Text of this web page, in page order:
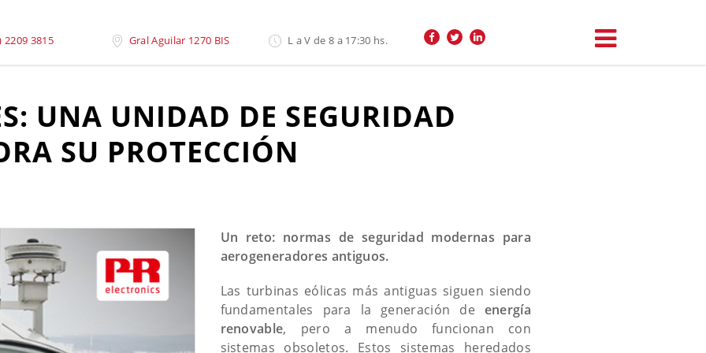
2209 3815 Gral Aguilar 1270 BIS L a V de 8 a 17:30 hs.
Redundante Mejora Su Protección
UNA UNIDAD DE SEGURIDAD
SU PROTECCIÓN
Un reto: normas de seguridad modernas para
aerogeneradores antiguos.
Las turbinas eólicas más antiguas siguen siendo
fundamentales para la generación de energía
renovable, pero a menudo funcionan con
sistemas obsoletos. Estos sistemas heredados